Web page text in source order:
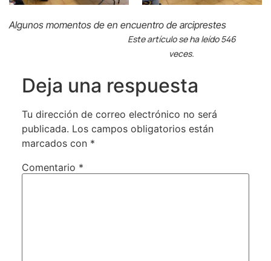
Algunos momentos de en encuentro de arciprestes
Este artículo se ha leído 546
veces.
Deja una respuesta
Tu dirección de correo electrónico no será
publicada. Los campos obligatorios están
marcados con *
Comentario *